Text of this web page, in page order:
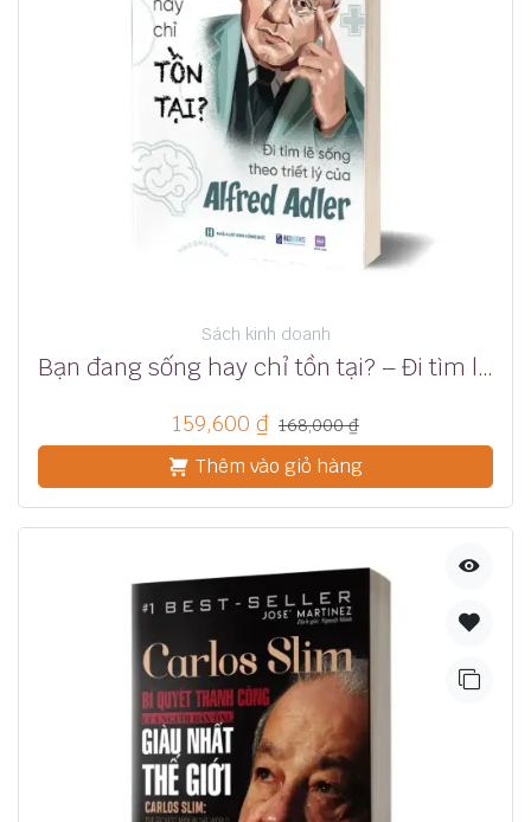
Sách kinh doanh
Bạn đang sống hay chỉ tồn tại? – Đi tìm lẽ sống theo triết lý của Alfred Adler
159,600 ₫ 168,000₫
Thêm vào giỏ hàng